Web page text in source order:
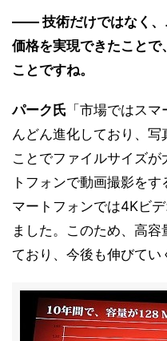
―― 技術だけではなく、
価格を実現できたことで
ことですね。
パーク氏 「市場ではス
んどん進化しており、
ことでファイルサイズ
トフォンで動画撮影を
マートフォンでは4Kビ
ました。このため、高
ており、今後も伸びてい